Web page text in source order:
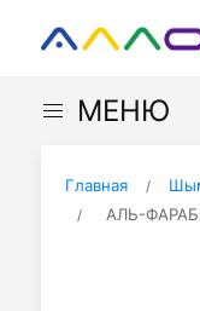
МЕНЮ
Главная
АЛЬ-